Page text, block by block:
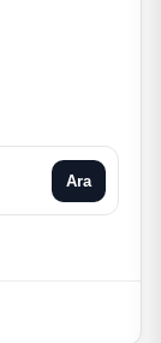
Ara